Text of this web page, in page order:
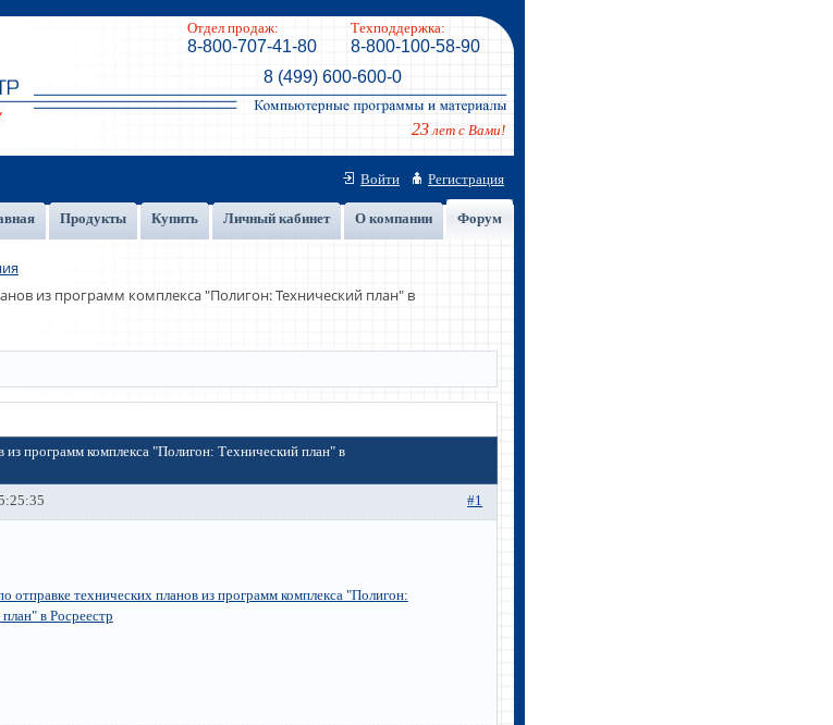
Отдел продаж:
8-800-707-41-80
Техподдержка:
8-800-100-58-90
8 (499) 600-600-0
23лет с Вами!
Войти Регистрация
Продукты Купить Личный кабинет О компании Форум
из программ комплекса "Полигон: Технический план" в
из программ комплекса "Полигон: Технический план" в
#1
отправке технических планов из программ комплекса "Полигон:
в Росреестр